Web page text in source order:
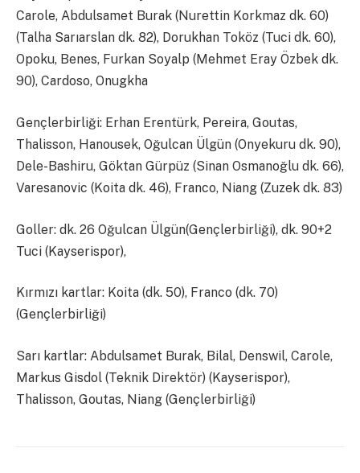
Carole, Abdulsamet Burak (Nurettin Korkmaz dk. 60)
(Talha Sarıarslan dk. 82), Dorukhan Toköz (Tuci dk. 60),
Opoku, Benes, Furkan Soyalp (Mehmet Eray Özbek dk.
90), Cardoso, Onugkha
Gençlerbirliği: Erhan Erentürk, Pereira, Goutas,
Thalisson, Hanousek, Oğulcan Ülgün (Onyekuru dk. 90),
Dele-Bashiru, Göktan Gürpüz (Sinan Osmanoğlu dk. 66),
Varesanovic (Koita dk. 46), Franco, Niang (Zuzek dk. 83)
Goller: dk. 26 Oğulcan Ülgün(Gençlerbirliği), dk. 90+2
Tuci (Kayserispor),
Kırmızı kartlar: Koita (dk. 50), Franco (dk. 70)
(Gençlerbirliği)
Sarı kartlar: Abdulsamet Burak, Bilal, Denswil, Carole,
Markus Gisdol (Teknik Direktör) (Kayserispor),
Thalisson, Goutas, Niang (Gençlerbirliği)